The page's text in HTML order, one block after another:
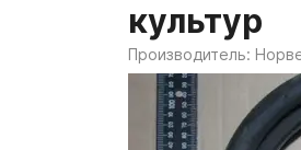
культур
Производитель: